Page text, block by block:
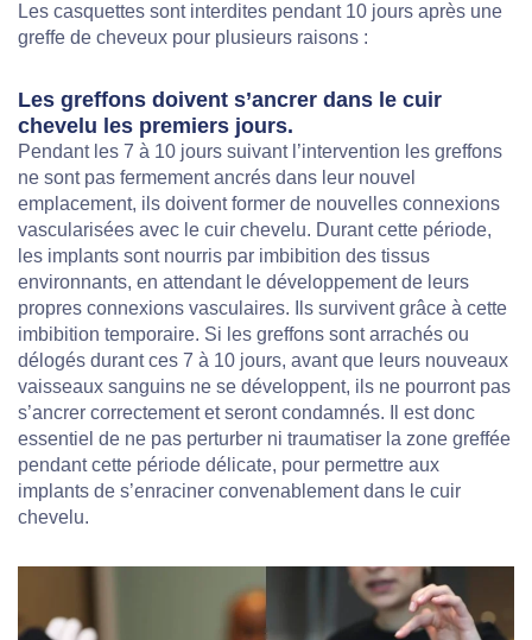
Les casquettes sont interdites pendant 10 jours après une
greffe de cheveux pour plusieurs raisons :
Les greffons doivent s’ancrer dans le cuir
chevelu les premiers jours.
Pendant les 7 à 10 jours suivant l’intervention les greffons
ne sont pas fermement ancrés dans leur nouvel
emplacement, ils doivent former de nouvelles connexions
vascularisées avec le cuir chevelu. Durant cette période,
les implants sont nourris par imbibition des tissus
environnants, en attendant le développement de leurs
propres connexions vasculaires. Ils survivent grâce à cette
imbibition temporaire. Si les greffons sont arrachés ou
délogés durant ces 7 à 10 jours, avant que leurs nouveaux
vaisseaux sanguins ne se développent, ils ne pourront pas
s’ancrer correctement et seront condamnés. Il est donc
essentiel de ne pas perturber ni traumatiser la zone greffée
pendant cette période délicate, pour permettre aux
implants de s’enraciner convenablement dans le cuir
chevelu.